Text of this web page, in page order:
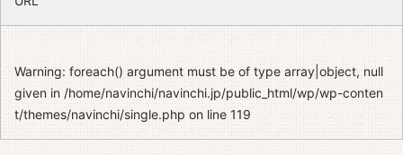
Warning: foreach() argument must be of type array|object, null
given in/home/navinchi/navinchi.jp/public_html/wp/wp-conten
t/themes/navinchi/single.php on line119